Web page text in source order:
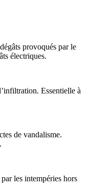
provoqués par le
électriques.
Essentielle à
de vandalisme.
les intempéries hors